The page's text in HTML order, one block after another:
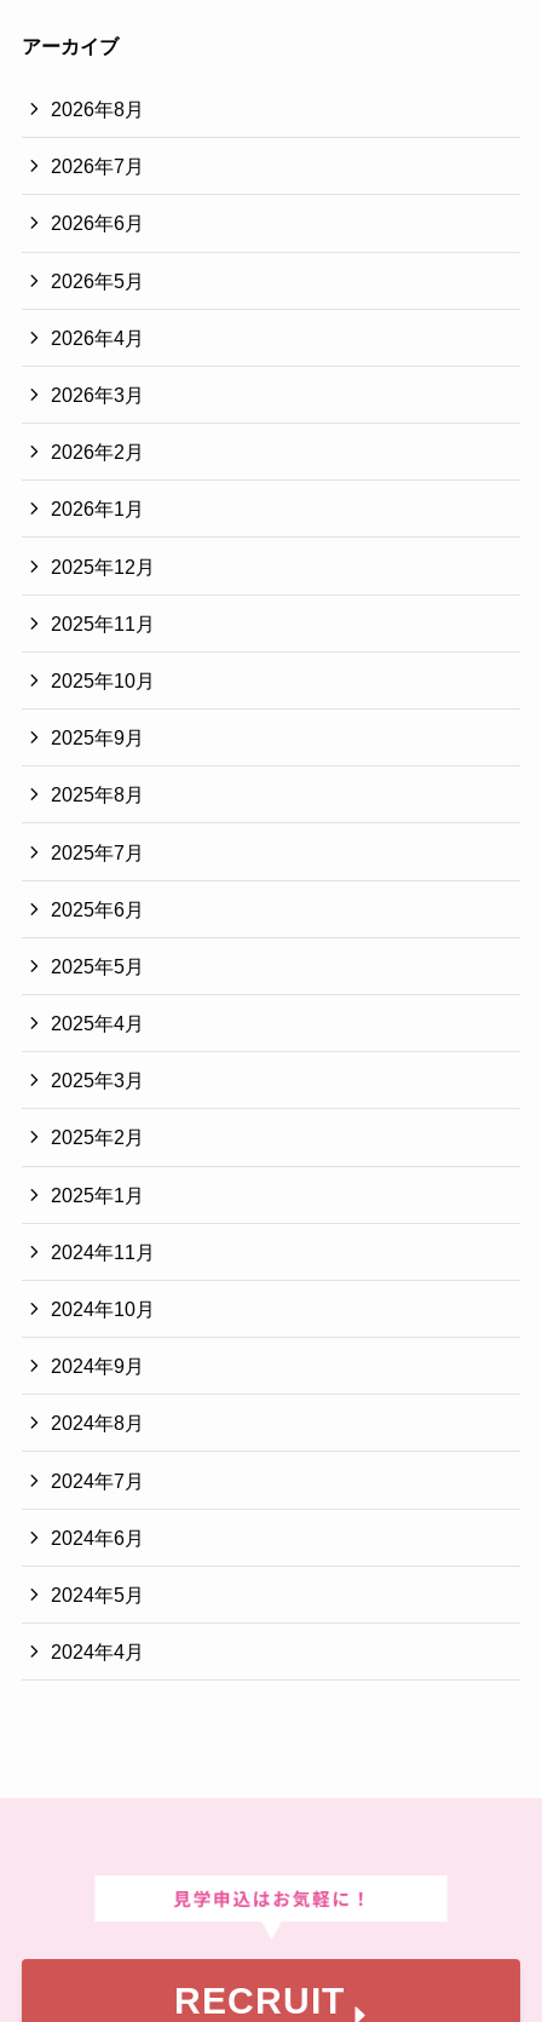
アーカイブ
2026年8月
2026年7月
2026年6月
2026年5月
2026年4月
2026年3月
2026年2月
2026年1月
2025年12月
2025年11月
2025年10月
2025年9月
2025年8月
2025年7月
2025年6月
2025年5月
2025年4月
2025年3月
2025年2月
2025年1月
2024年11月
2024年10月
2024年9月
2024年8月
2024年7月
2024年6月
2024年5月
2024年4月
RECRUIT